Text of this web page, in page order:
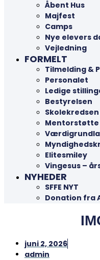
Åbent Hus
Majfest
Camps
Nye elevers
Vejledning
FORMELT
Tilmelding &
Personalet
Ledige
Bestyrelsen
Skolekredsen
Mentorstøtte
Elitesmiley
Vingesus –
NYHEDER
SFFE NYT
Donation fra
juni 2, 2026
admin